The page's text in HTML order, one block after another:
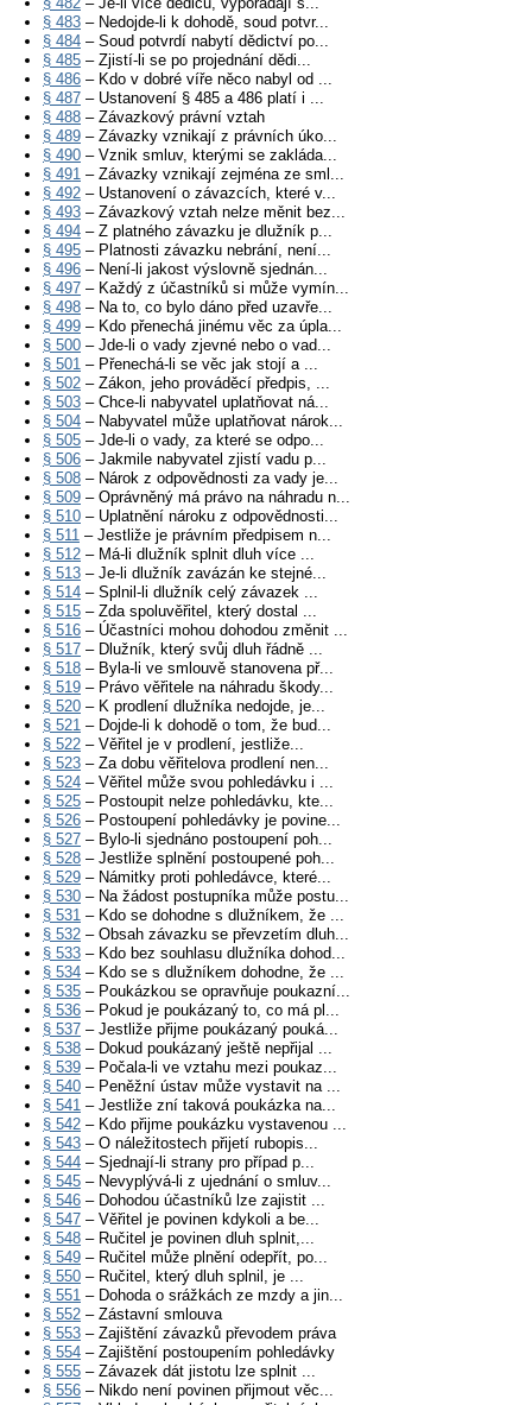
§ 483 – Nedojde-li k dohodě, soud potvr...
§ 484 – Soud potvrdí nabytí dědictví po...
§ 485 – Zjistí-li se po projednání dědi...
§ 486 – Kdo v dobré víře něco nabyl od ...
§ 487 – Ustanovení § 485 a 486 platí i ...
§ 488 – Závazkový právní vztah
§ 489 – Závazky vznikají z právních úko...
§ 490 – Vznik smluv, kterými se zakláda...
§ 491 – Závazky vznikají zejména ze sml...
§ 492 – Ustanovení o závazcích, které v...
§ 493 – Závazkový vztah nelze měnit bez...
§ 494 – Z platného závazku je dlužník p...
§ 495 – Platnosti závazku nebrání, není...
§ 496 – Není-li jakost výslovně sjednán...
§ 497 – Každý z účastníků si může vymín...
§ 498 – Na to, co bylo dáno před uzavře...
§ 499 – Kdo přenechá jinému věc za úpla...
§ 500 – Jde-li o vady zjevné nebo o vad...
§ 501 – Přenechá-li se věc jak stojí a ...
§ 502 – Zákon, jeho prováděcí předpis, ...
§ 503 – Chce-li nabyvatel uplatňovat ná...
§ 504 – Nabyvatel může uplatňovat nárok...
§ 505 – Jde-li o vady, za které se odpo...
§ 506 – Jakmile nabyvatel zjistí vadu p...
§ 508 – Nárok z odpovědnosti za vady je...
§ 509 – Oprávněný má právo na náhradu n...
§ 510 – Uplatnění nároku z odpovědnosti...
§ 511 – Jestliže je právním předpisem n...
§ 512 – Má-li dlužník splnit dluh více ...
§ 513 – Je-li dlužník zavázán ke stejné...
§ 514 – Splnil-li dlužník celý závazek ...
§ 515 – Zda spoluvěřitel, který dostal ...
§ 516 – Účastníci mohou dohodou změnit ...
§ 517 – Dlužník, který svůj dluh řádně ...
§ 518 – Byla-li ve smlouvě stanovena př...
§ 519 – Právo věřitele na náhradu škody...
§ 520 – K prodlení dlužníka nedojde, je...
§ 521 – Dojde-li k dohodě o tom, že bud...
§ 522 – Věřitel je v prodlení, jestliže...
§ 523 – Za dobu věřitelova prodlení nen...
§ 524 – Věřitel může svou pohledávku i ...
§ 525 – Postoupit nelze pohledávku, kte...
§ 526 – Postoupení pohledávky je povine...
§ 527 – Bylo-li sjednáno postoupení poh...
§ 528 – Jestliže splnění postoupené poh...
§ 529 – Námitky proti pohledávce, které...
§ 530 – Na žádost postupníka může postu...
§ 531 – Kdo se dohodne s dlužníkem, že ...
§ 532 – Obsah závazku se převzetím dluh...
§ 533 – Kdo bez souhlasu dlužníka dohod...
§ 534 – Kdo se s dlužníkem dohodne, že ...
§ 535 – Poukázkou se opravňuje poukazní...
§ 536 – Pokud je poukázaný to, co má pl...
§ 537 – Jestliže přijme poukázaný pouká...
§ 538 – Dokud poukázaný ještě nepřijal ...
§ 539 – Počala-li ve vztahu mezi poukaz...
§ 540 – Peněžní ústav může vystavit na ...
§ 541 – Jestliže zní taková poukázka na...
§ 542 – Kdo přijme poukázku vystavenou ...
§ 543 – O náležitostech přijetí rubopis...
§ 544 – Sjednají-li strany pro případ p...
§ 545 – Nevyplývá-li z ujednání o smluv...
§ 546 – Dohodou účastníků lze zajistit ...
§ 547 – Věřitel je povinen kdykoli a be...
§ 548 – Ručitel je povinen dluh splnit,...
§ 549 – Ručitel může plnění odepřít, po...
§ 550 – Ručitel, který dluh splnil, je ...
§ 551 – Dohoda o srážkách ze mzdy a jin...
§ 552 – Zástavní smlouva
§ 553 – Zajištění závazků převodem práva
§ 554 – Zajištění postoupením pohledávky
§ 555 – Závazek dát jistotu lze splnit ...
§ 556 – Nikdo není povinen přijmout věc...